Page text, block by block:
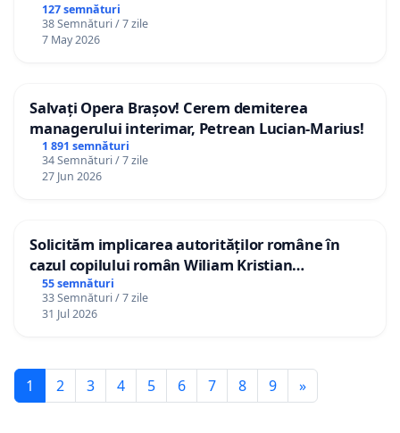
127 semnături
38 Semnături / 7 zile
7 May 2026
Salvați Opera Brașov! Cerem demiterea
managerului interimar, Petrean Lucian-Marius!
1 891 semnături
34 Semnături / 7 zile
27 Jun 2026
Solicităm implicarea autorităților române în
cazul copilului român Wiliam Kristian
Gheorghe, aflat în plasament în Danemarca de
12 ani
55 semnături
33 Semnături / 7 zile
31 Jul 2026
1 2 3 4 5 6 7 8 9 »